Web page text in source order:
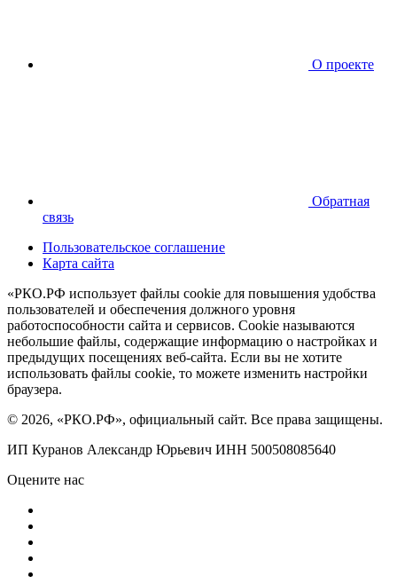
О проекте
Обратная
связь
Пользовательское соглашение
Карта сайта
«РКО.РФ использует файлы cookie для повышения удобства
пользователей и обеспечения должного уровня
работоспособности сайта и сервисов. Cookie называются
небольшие файлы, содержащие информацию о настройках и
предыдущих посещениях веб-сайта. Если вы не хотите
использовать файлы cookie, то можете изменить настройки
браузера.
© 2026, «РКО.РФ», официальный сайт. Все права защищены.
ИП Куранов Александр Юрьевич ИНН 500508085640
Оцените нас